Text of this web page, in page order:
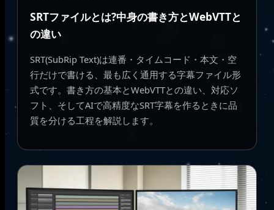
SRTファイルとは?中身の書き方とWebVTTと
の違い
SRT(SubRip Text)は連番・タイムコード・本文・空
行だけで書ける、最も広く通用する字幕ファイル形
式です。書き方の基本とWebVTTとの違い、対応ソ
フト、そしてAIで高精度なSRT字幕を作るときに品
質を分ける工程を解説します。